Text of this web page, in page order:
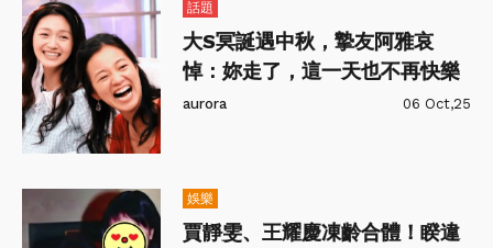
話題
大S冥誕遇中秋，摯友阿雅哀
悼：妳走了，這一天也不再快樂
aurora 06 Oct,25
娛樂
賈靜雯、王耀慶凍齡合體！睽違